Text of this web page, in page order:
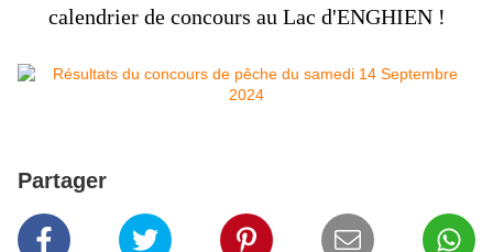
calendrier de concours au Lac d'ENGHIEN !
Partager